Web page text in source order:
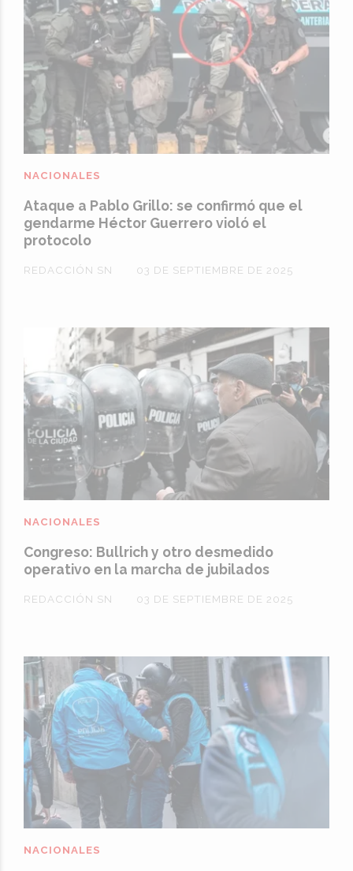
Ataque a Pablo Grillo: se confirmó que el
gendarme Héctor Guerrero violó el
protocolo
REDACCIÓN SN
NACIONALES
03 DE SEPTIEMBRE DE 2025
Congreso: Bullrich y otro desmedido
operativo en la marcha de jubilados
REDACCIÓN SN
NACIONALES
03 DE SEPTIEMBRE DE 2025
NACIONALES